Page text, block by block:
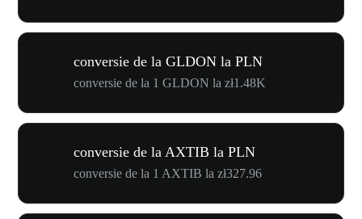
conversie de la GLDON la PLN
conversie de la 1 GLDON la zł1.48K
conversie de la AXTIB la PLN
conversie de la 1 AXTIB la zł327.96